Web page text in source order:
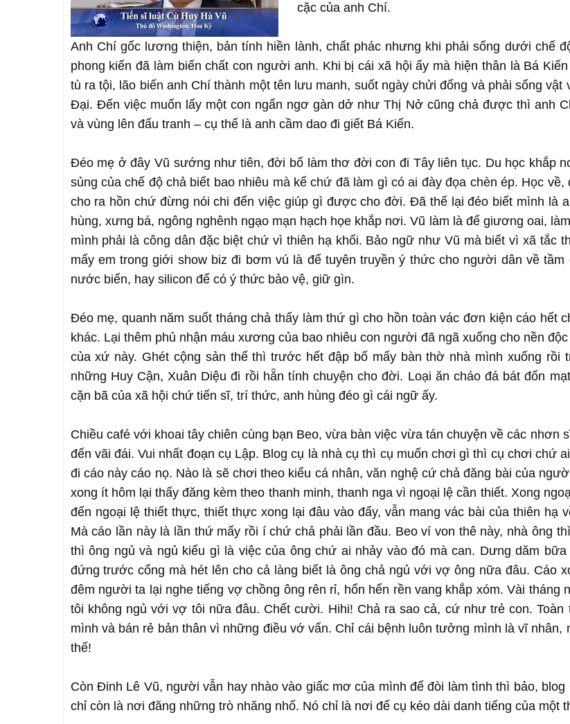
cặc của anh Chí.
Anh Chí gốc lương thiện, bản tính hiền lành, chất phác nhưng khi phải sống dưới chế
phong kiến đã làm biến chất con người anh. Khi bị cái xã hội ấy mà hiện thân là Bá
tù ra tội, lão biến anh Chí thành một tên lưu manh, suốt ngày chửi đổng và phải sống vật
Đại. Đến việc muốn lấy một con ngẩn ngơ gàn dở như Thị Nở cũng chả được thì anh
và vùng lên đấu tranh – cụ thể là anh cầm dao đi giết Bá Kiến.
Đéo mẹ ở đây Vũ sướng như tiên, đời bố làm thơ đời con đi Tây liên tục. Du học khắp
sủng của chế độ chả biết bao nhiêu mà kể chứ đã làm gì có ai đày đọa chèn ép. Học về,
cho ra hồn chứ đừng nói chi đến việc giúp gì được cho đời. Đã thế lại đéo biết mình là
hùng, xưng bá, ngông nghênh ngạo mạn hạch họe khắp nơi. Vũ làm là để giương oai,
mình phải là công dân đặc biệt chứ vì thiên hạ khối. Bảo ngữ như Vũ mà biết vì xã tắc
mấy em trong giới show biz đi bơm vú là để tuyên truyền ý thức cho người dân về tầm
nước biển, hay silicon để có ý thức bảo vệ, giữ gìn.
Đéo mẹ, quanh năm suốt tháng chả thấy làm thứ gì cho hồn toàn vác đơn kiện cáo hết
khác. Lại thêm phủ nhận máu xương của bao nhiêu con người đã ngã xuống cho nền
của xứ này. Ghét cộng sản thế thì trước hết đập bố mấy bàn thờ nhà mình xuống rồi
những Huy Cận, Xuân Diệu đi rồi hẵn tính chuyện cho đời. Loại ăn cháo đá bát đốn
cặn bã của xã hội chứ tiến sĩ, trí thức, anh hùng đéo gì cái ngữ ấy.
Chiều café với khoai tây chiên cùng bạn Beo, vừa bàn việc vừa tán chuyện về các nhơn
đến vãi đái. Vui nhất đoạn cụ Lập. Blog cụ là nhà cụ thì cụ muốn chơi gì thì cụ chơi chứ
đi cáo này cáo nọ. Nào là sẽ chơi theo kiểu cá nhân, văn nghệ cứ chả đăng bài của
xong ít hôm lại thấy đăng kèm theo thanh minh, thanh nga vì ngoại lệ cần thiết. Xong
đến ngoại lệ thiết thực, thiết thực xong lại đâu vào đấy, vẫn mang vác bài của thiên hạ
Mà cáo lần này là lần thứ mấy rồi í chứ chả phải lần đầu. Beo ví von thê này, nhà ông
thì ông ngủ và ngủ kiểu gì là việc của ông chứ ai nhảy vào đó mà can. Dưng dăm bữa
đứng trước cổng mà hét lên cho cả làng biết là ông chả ngủ với vợ ông nữa đâu. Cáo
đêm người ta lại nghe tiếng vợ chồng ông rên rỉ, hổn hển rền vang khắp xóm. Vài tháng
tôi không ngủ với vợ tôi nữa đâu. Chết cười. Hihi! Chả ra sao cả, cứ như trẻ con. Toàn
mình và bán rẻ bản thân vì những điều vớ vẩn. Chỉ cái bệnh luôn tưởng mình là vĩ nhân,
thế!
Còn Đinh Lê Vũ, người vẫn hay nhào vào giấc mơ của mình để đòi làm tình thì bảo, blog
chỉ còn là nơi đăng những trò nhăng nhố. Nó chỉ là nơi để cụ kéo dài danh tiếng của một